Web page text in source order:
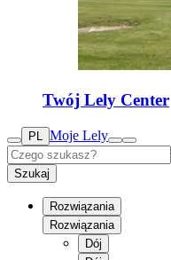
Twój Lely Center
PL
Moje Lely
Szukaj
Rozwiązania
Rozwiązania
Dój